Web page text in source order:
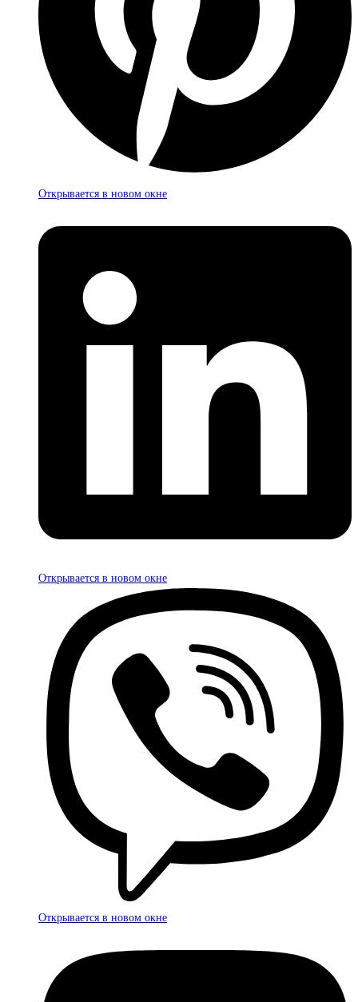
Открывается в новом окне
Открывается в новом окне
Открывается в новом окне